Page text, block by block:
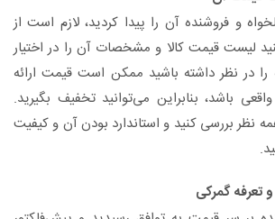
و فروشنده آن را پیدا کردید، لازم است از
لیست قیمت کالا و مشخصات آن را در اختیار
را در نظر داشته باشید ممکن است قیمت ارائه
باشد، بنابراین می‌توانید تخفیف بگیرید.
نظر بررسی کنید و استاندارد بودن آن و کیفیت
تعرفه گمرکی